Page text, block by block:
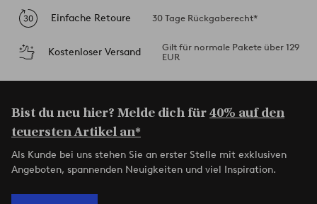
Einfache Retoure 30 Tage Rückgaberecht*
Kostenloser Versand
Gilt für normale Pakete über 129
EUR
Bist du neu hier? Melde dich für40% auf den
teuersten Artikel an*
Als Kunde bei uns stehen Sie an erster Stelle mit exklusiven
Angeboten, spannenden Neuigkeiten und viel Inspiration.